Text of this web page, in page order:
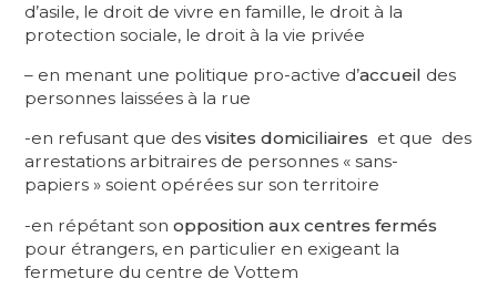
d’asile, le droit de vivre en famille, le droit à la
protection sociale, le droit à la vie privée
– en menant une politique pro-active d’accueil des
personnes laissées à la rue
-en refusant que desvisites domiciliaires et que des
arrestations arbitraires de personnes « sans-
papiers » soient opérées sur son territoire
-en répétant sonopposition aux centres fermés
pour étrangers, en particulier en exigeant la
fermeture du centre de Vottem